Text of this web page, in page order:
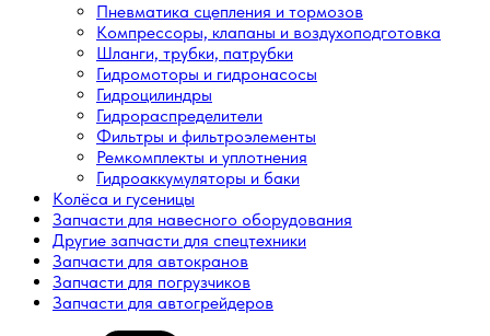
Пневматика сцепления и тормозов
Компрессоры, клапаны и воздухоподготовка
Шланги, трубки, патрубки
Гидромоторы и гидронасосы
Гидроцилиндры
Гидрораспределители
Фильтры и фильтроэлементы
Ремкомплекты и уплотнения
Гидроаккумуляторы и баки
Колёса и гусеницы
Запчасти для навесного оборудования
Другие запчасти для спецтехники
Запчасти для автокранов
Запчасти для погрузчиков
Запчасти для автогрейдеров